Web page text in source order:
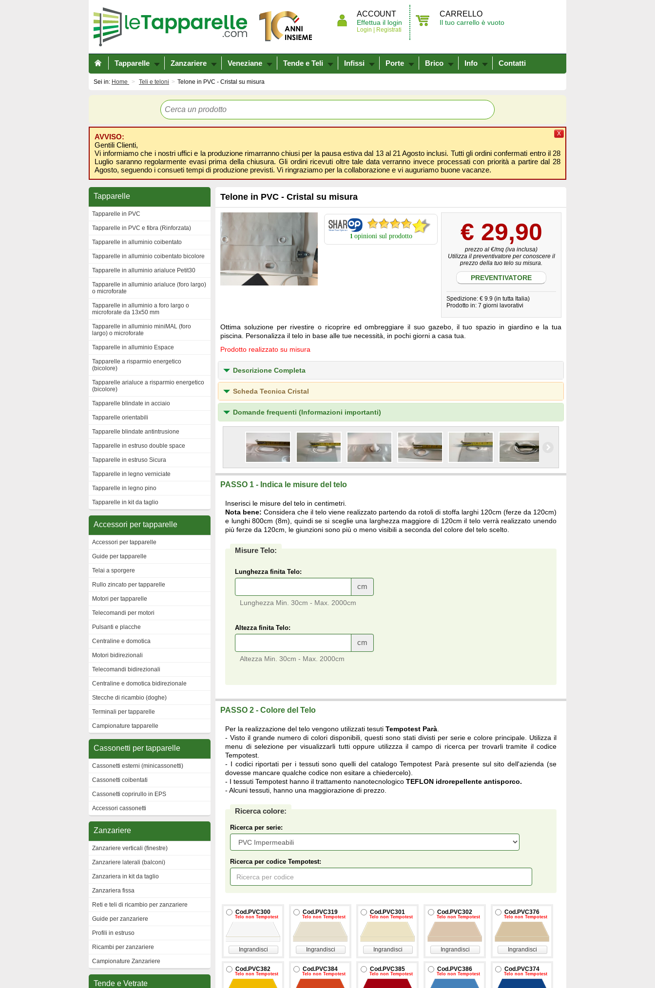
ACCOUNT
Effettua il login
Login | Registrati
CARRELLO
Il tuo carrello è vuoto
Tapparelle Zanzariere Veneziane Tende e Teli Infissi Porte Brico Info Contatti
Sei in: Home Teli e teloni Telone in PVC - Cristal su misura
AVVISO:
Gentili Clienti,
Vi informiamo che i nostri uffici e la produzione rimarranno chiusi per la pausa estiva dal 13 al 21 Agosto inclusi. Tutti gli ordini confermati entro il 28
Luglio saranno regolarmente evasi prima della chiusura. Gli ordini ricevuti oltre tale data verranno invece processati con priorità a partire dal 28
Agosto, seguendo i consueti tempi di produzione previsti. Vi ringraziamo per la collaborazione e vi auguriamo buone vacanze.
X
Tapparelle
Tapparelle in PVC
Tapparelle in PVC e fibra (Rinforzata)
Tapparelle in alluminio coibentato
Tapparelle in alluminio coibentato bicolore
Tapparelle in alluminio arialuce Petit30
Tapparelle in alluminio arialuce (foro largo)
o microforate
Tapparelle in alluminio a foro largo o
microforate da 13x50 mm
Tapparelle in alluminio miniMAL (foro
largo) o microforate
Tapparelle in alluminio Espace
Tapparelle a risparmio energetico
(bicolore)
Tapparelle arialuce a risparmio energetico
(bicolore)
Tapparelle blindate in acciaio
Tapparelle orientabili
Tapparelle blindate antintrusione
Tapparelle in estruso double space
Tapparelle in estruso Sicura
Tapparelle in legno verniciate
Tapparelle in legno pino
Tapparelle in kit da taglio
Accessori per tapparelle
Accessori per tapparelle
Guide per tapparelle
Telai a sporgere
Rullo zincato per tapparelle
Motori per tapparelle
Telecomandi per motori
Pulsanti e placche
Centraline e domotica
Motori bidirezionali
Telecomandi bidirezionali
Centraline e domotica bidirezionale
Stecche di ricambio (doghe)
Terminali per tapparelle
Campionature tapparelle
Cassonetti per tapparelle
Cassonetti esterni (minicassonetti)
Cassonetti coibentati
Cassonetti coprirullo in EPS
Accessori cassonetti
Zanzariere
Zanzariere verticali (finestre)
Zanzariere laterali (balconi)
Zanzariera in kit da taglio
Zanzariera fissa
Reti e teli di ricambio per zanzariere
Guide per zanzariere
Profili in estruso
Ricambi per zanzariere
Campionature Zanzariere
Tende e Vetrate
Telone in PVC - Cristal su misura
1 opinioni sul prodotto € 29,90
prezzo al €/mq (iva inclusa)
Utilizza il preventivatore per conoscere il
prezzo della tuo telo su misura.
PREVENTIVATORE
Spedizione: € 9.9 (in tutta Italia)
Prodotto in: 7 giorni lavorativi
Ottima soluzione per rivestire o ricoprire ed ombreggiare il suo gazebo, il tuo spazio in giardino e la tua
piscina. Personalizza il telo in base alle tue necessità, in pochi giorni a casa tua.
Prodotto realizzato su misura
Descrizione Completa
Scheda Tecnica Cristal
Domande frequenti (Informazioni importanti)
PASSO 1 - Indica le misure del telo
Inserisci le misure del telo in centimetri.
Nota bene: Considera che il telo viene realizzato partendo da rotoli di stoffa larghi 120cm (ferze da 120cm)
e lunghi 800cm (8m), quindi se si sceglie una larghezza maggiore di 120cm il telo verrà realizzato unendo
più ferze da 120cm, le giunzioni sono più o meno visibili a seconda del colore del telo scelto.
Misure Telo:
Lunghezza finita Telo:
cm
Lunghezza Min. 30cm - Max. 2000cm
Altezza finita Telo:
cm
Altezza Min. 30cm - Max. 2000cm
PASSO 2 - Colore del Telo
Per la realizzazione del telo vengono utilizzati tesuti Tempotest Parà
- Visto il grande numero di colori disponibili, questi sono stati divisti per serie e colore principale. Utilizza il
menu di selezione per visualizzarli tutti oppure utilizzza il campo di ricerca per trovarli tramite il codice
Tempotest.
- I codici riportati per i tessuti sono quelli del catalogo Tempotest Parà presente sul sito dell'azienda (se
dovesse mancare qualche codice non esitare a chiedercelo).
- I tessuti Tempotest hanno il trattamento nanotecnologico TEFLON idrorepellente antisporco.
- Alcuni tessuti, hanno una maggiorazione di prezzo.
Ricerca colore:
Ricerca per serie:
Ricerca per codice Tempotest:
Cod.PVC300
Telo non Tempotest
Ingrandisci
Cod.PVC319
Telo non Tempotest
Ingrandisci
Cod.PVC301
Telo non Tempotest
Ingrandisci
Cod.PVC302
Telo non Tempotest
Ingrandisci
Cod.PVC376
Telo non Tempotest
Ingrandisci
Cod.PVC382
Telo non Tempotest
Cod.PVC384
Telo non Tempotest
Cod.PVC385
Telo non Tempotest
Cod.PVC386
Telo non Tempotest
Cod.PVC374
Telo non Tempotest